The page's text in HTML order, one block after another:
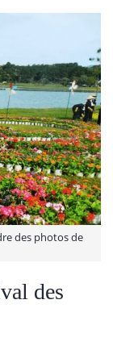
des photos de
des